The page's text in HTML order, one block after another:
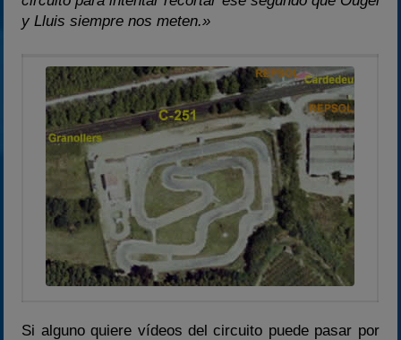
y Lluis siempre nos meten.»
Si alguno quiere vídeos del circuito puede pasar por